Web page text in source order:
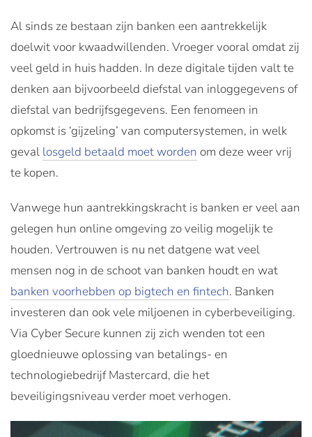
Al sinds ze bestaan zijn banken een aantrekkelijk
doelwit voor kwaadwillenden. Vroeger vooral omdat zij
veel geld in huis hadden. In deze digitale tijden valt te
denken aan bijvoorbeeld diefstal van inloggegevens of
diefstal van bedrijfsgegevens. Een fenomeen in
opkomst is ‘gijzeling’ van computersystemen, in welk
geval losgeld betaald moet worden om deze weer vrij
te kopen.
Vanwege hun aantrekkingskracht is banken er veel aan
gelegen hun online omgeving zo veilig mogelijk te
houden. Vertrouwen is nu net datgene wat veel
mensen nog in de schoot van banken houdt en wat
banken voorhebben op bigtech en fintech. Banken
investeren dan ook vele miljoenen in cyberbeveiliging.
Via Cyber Secure kunnen zij zich wenden tot een
gloednieuwe oplossing van betalings- en
technologiebedrijf Mastercard, die het
beveiligingsniveau verder moet verhogen.